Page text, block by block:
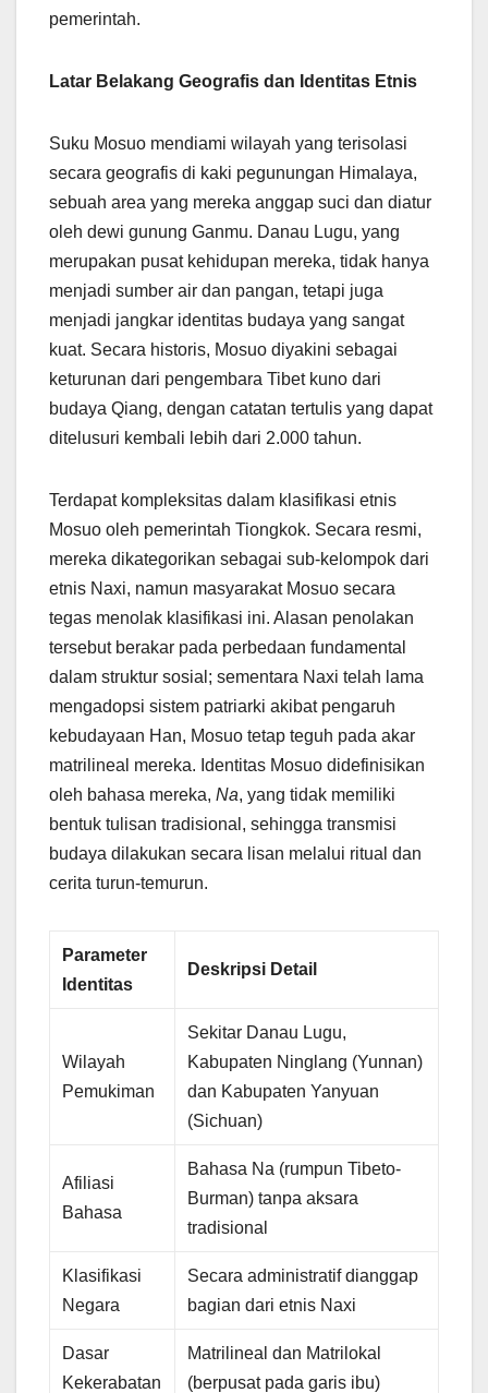
pemerintah.
Latar Belakang Geografis dan Identitas Etnis
Suku Mosuo mendiami wilayah yang terisolasi
secara geografis di kaki pegunungan Himalaya,
sebuah area yang mereka anggap suci dan diatur
oleh dewi gunung Ganmu. Danau Lugu, yang
merupakan pusat kehidupan mereka, tidak hanya
menjadi sumber air dan pangan, tetapi juga
menjadi jangkar identitas budaya yang sangat
kuat. Secara historis, Mosuo diyakini sebagai
keturunan dari pengembara Tibet kuno dari
budaya Qiang, dengan catatan tertulis yang dapat
ditelusuri kembali lebih dari 2.000 tahun.
Terdapat kompleksitas dalam klasifikasi etnis
Mosuo oleh pemerintah Tiongkok. Secara resmi,
mereka dikategorikan sebagai sub-kelompok dari
etnis Naxi, namun masyarakat Mosuo secara
tegas menolak klasifikasi ini. Alasan penolakan
tersebut berakar pada perbedaan fundamental
dalam struktur sosial; sementara Naxi telah lama
mengadopsi sistem patriarki akibat pengaruh
kebudayaan Han, Mosuo tetap teguh pada akar
matrilineal mereka. Identitas Mosuo didefinisikan
oleh bahasa mereka, Na, yang tidak memiliki
bentuk tulisan tradisional, sehingga transmisi
budaya dilakukan secara lisan melalui ritual dan
cerita turun-temurun.
Parameter
Identitas
Deskripsi Detail
Wilayah
Pemukiman
Sekitar Danau Lugu,
Kabupaten Ninglang (Yunnan)
dan Kabupaten Yanyuan
(Sichuan)
Afiliasi
Bahasa
Bahasa Na (rumpun Tibeto-
Burman) tanpa aksara
tradisional
Klasifikasi
Negara
Secara administratif dianggap
bagian dari etnis Naxi
Dasar
Kekerabatan
Matrilineal dan Matrilokal
(berpusat pada garis ibu)